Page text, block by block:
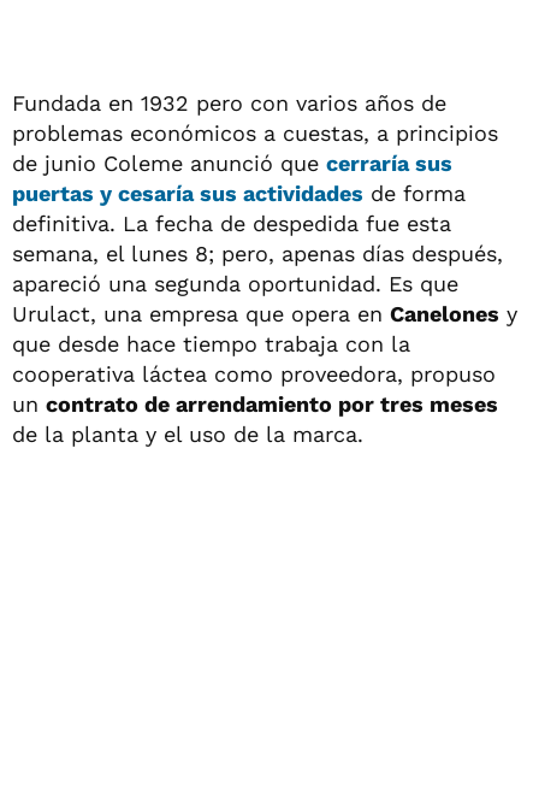
Fundada en 1932 pero con varios años de
problemas económicos a cuestas, a principios
de junio Coleme anunció que cerraría sus
puertas y cesaría sus actividades de forma
definitiva. La fecha de despedida fue esta
semana, el lunes 8; pero, apenas días después,
apareció una segunda oportunidad. Es que
Urulact, una empresa que opera en Canelones y
que desde hace tiempo trabaja con la
cooperativa láctea como proveedora, propuso
un contrato de arrendamiento por tres meses
de la planta y el uso de la marca.